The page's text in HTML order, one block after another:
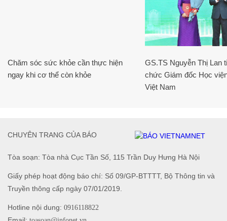
Chăm sóc sức khỏe cần thực hiện
ngay khi cơ thể còn khỏe
GS.TS Nguyễn Thị Lan
chức Giám đốc Học
Việt Nam
Tòa soạn: Tòa nhà Cục Tần Số, 115 Trần Duy Hưng Hà Nội
Giấy phép hoạt động báo chí: Số 09/GP-BTTTT, Bộ Thông tin và
Truyền thông cấp ngày 07/01/2019.
Hotline nội dung: 0916118822
CHUYÊN TRANG CỦA BÁO